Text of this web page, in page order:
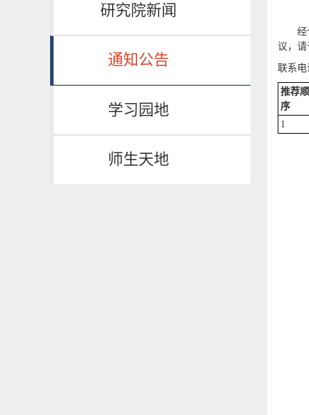
研究院新闻
通知公告
学习园地
师生天地
经
议，请
联系电
推荐顺
序
1